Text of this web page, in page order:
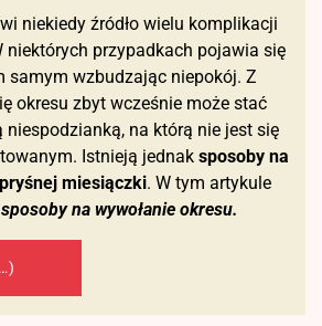
niekiedy źródło wielu komplikacji
niektórych przypadkach pojawia się
samym wzbudzając niepokój. Z
okresu zbyt wcześnie może stać
niespodzianką, na którą nie jest się
Istnieją jednak sposoby na
miesiączki. W tym artykule
na wywołanie okresu.